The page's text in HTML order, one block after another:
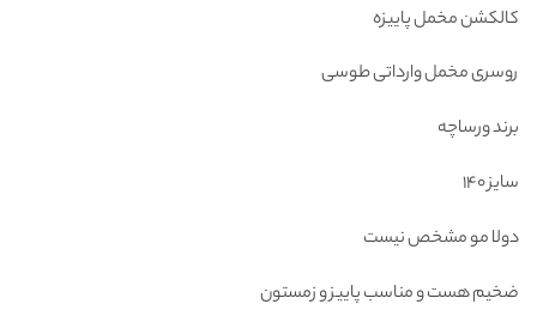
بود.
کالکشن مخمل پاییزه
روسری مخمل وارداتی طوسی
برند ورساچه
سایز ۱۴۰
دولا مو مشخص نیست
ضخیم هست و مناسب پاییز و زمستون